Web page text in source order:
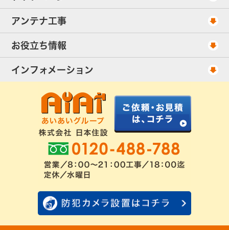
工事スケジュール
当社が選ばれる理由
出張エリア
アンテナ工事
アンテナ工事・料金
UHFアンテナ工事・料金
配線ケーブル追加工事・料金
アンテナ工事社長のブログ
アンテナ工事スケジュール
お役立ち情報
ご相談事例
アンテナの種類
工事について
良くあるアンテナ修理
インフォメーション
お客様の声
工事依頼・お見積りフォーム